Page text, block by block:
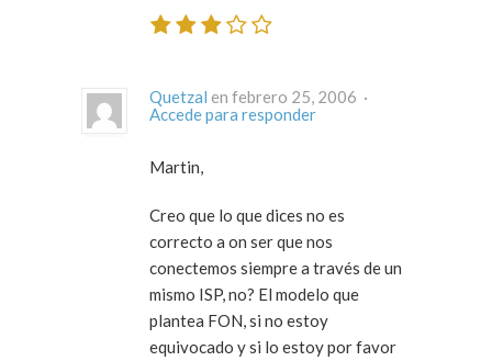
Quetzal
en febrero 25, 2006 ·
Accede para responder
Martin,
Creo que lo que dices no es
correcto a on ser que nos
conectemos siempre a través de un
mismo ISP, no? El modelo que
plantea FON, si no estoy
equivocado y si lo estoy por favor